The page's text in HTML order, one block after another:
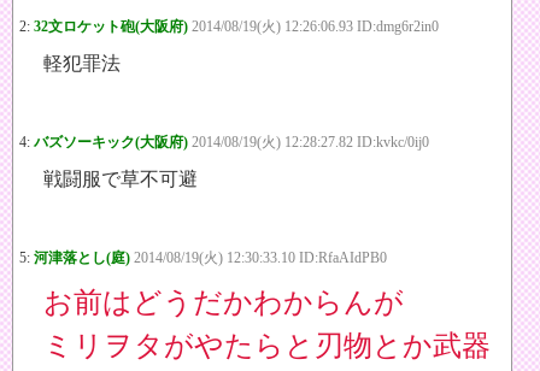
2: 32文ロケット砲(大阪府) 2014/08/19(火) 12:26:06.93 ID:dmg6r2in0
軽犯罪法
4: バズソーキック(大阪府) 2014/08/19(火) 12:28:27.82 ID:kvkc/0ij0
戦闘服で草不可避
5: 河津落とし(庭) 2014/08/19(火) 12:30:33.10 ID:RfaAIdPB0
お前はどうだかわからんが
ミリヲタがやたらと刃物とか武器